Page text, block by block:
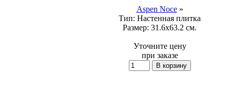
Aspen Noce»
Тип: Настенная плитка
Размер: 31.6x63.2 см.
Уточните цену
при заказе